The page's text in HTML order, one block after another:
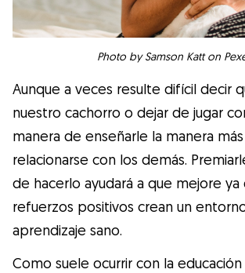
Photo by Samson Katt on
Aunque a veces resulte difícil decir
nuestro cachorro o dejar de jugar
manera de enseñarle la manera
relacionarse con los demás.
de hacerlo ayudará a que mejore ya
refuerzos positivos crean un
aprendizaje sano.
Como suele ocurrir con la